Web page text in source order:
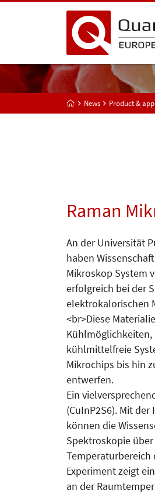
News Product &
Raman
An der Universität
haben
Mikroskop System
erfolgreich bei der
elektrokalorischen
<br>Diese
Kühlmöglichkeiten,
kühlmittelfreie
Mikrochips bis hin
entwerfen.
Ein
(CuInP2S6). Mit
können die
Spektroskopie
Temperaturbereich
Experiment zeigt
an der